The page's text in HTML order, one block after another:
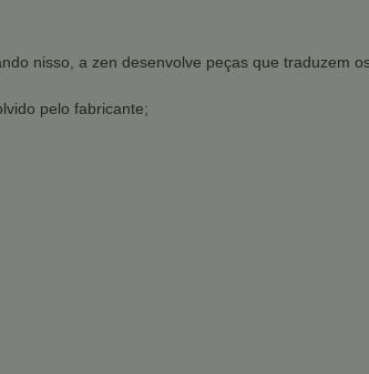
nisso, a zen desenvolve peças que traduzem
pelo fabricante;